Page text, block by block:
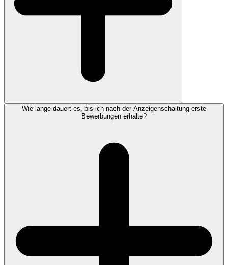
Wie lange dauert es, bis ich nach der Anzeigenschaltung erste
Bewerbungen erhalte?